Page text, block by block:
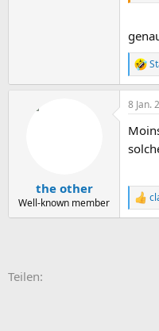
R
e
a
k
i
o
n
n
the other
Well-known member
8 Jan.
R
e
Teilen: